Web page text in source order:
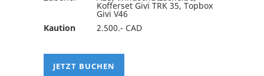
Kofferset Givi TRK 35, Topbox
Givi V46
Kaution
2.500.- CAD
JETZT BUCHEN